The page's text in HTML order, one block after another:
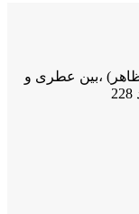
،بین عطری و